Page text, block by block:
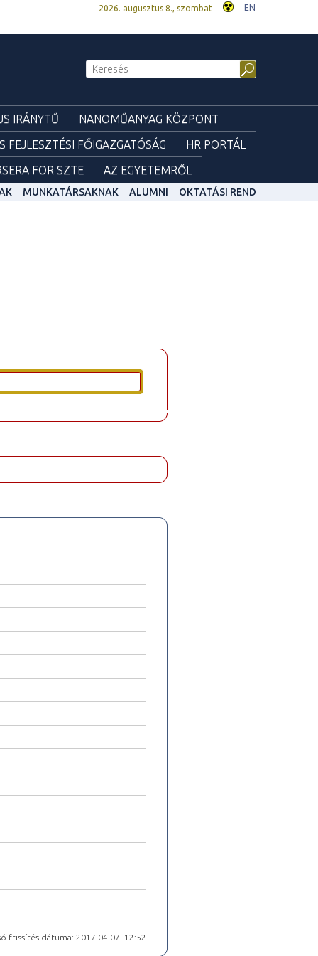
2026. augusztus 8., szombat EN
IRÁNYTŰ
NANOMŰANYAG KÖZPONT
FEJLESZTÉSI FŐIGAZGATÓSÁG
HR PORTÁL
FOR SZTE AZ EGYETEMRŐL
MUNKATÁRSAKNAK ALUMNI OKTATÁSI REND
frissítés dátuma: 2017.04.07. 12:52